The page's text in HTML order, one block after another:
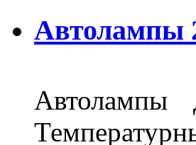
Автолампы
Автолампы